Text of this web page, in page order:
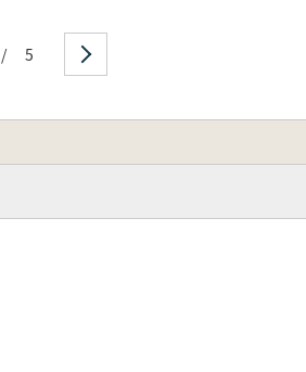
/ 5